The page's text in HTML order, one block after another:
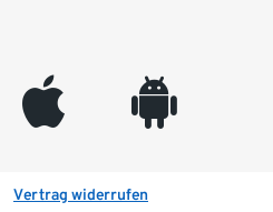
appleinc android
Vertrag widerrufen